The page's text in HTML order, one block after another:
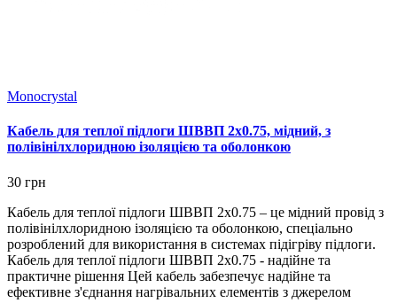
Monocrystal
Кабель для теплої підлоги ШВВП 2х0.75, мідний, з
полівінілхлоридною ізоляцією та оболонкою
30 грн
Кабель для теплої підлоги ШВВП 2х0.75 – це мідний провід з
полівінілхлоридною ізоляцією та оболонкою, спеціально
розроблений для використання в системах підігріву підлоги.
Кабель для теплої підлоги ШВВП 2х0.75 - надійне та
практичне рішення Цей кабель забезпечує надійне та
ефективне з'єднання нагрівальних елементів з джерелом